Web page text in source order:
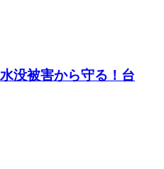
没被害から守る！台